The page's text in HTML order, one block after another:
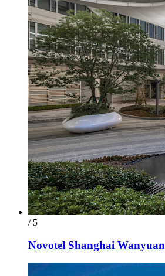
/ 5
Novotel Shanghai Wanyuan